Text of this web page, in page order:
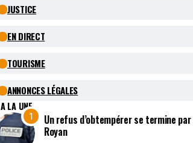
JUSTICE
EN DIRECT
TOURISME
ANNONCES LÉGALES
A LA UNE
Un refus d’obtempérer se termine
Royan